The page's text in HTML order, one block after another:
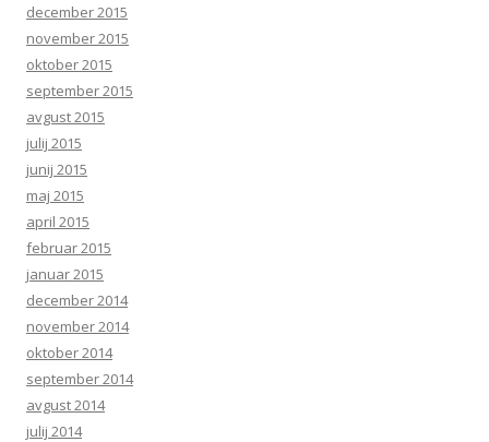
december 2015
november 2015
oktober 2015
september 2015
avgust 2015
julij 2015
junij 2015
maj 2015
april 2015
februar 2015
januar 2015
december 2014
november 2014
oktober 2014
september 2014
avgust 2014
julij 2014